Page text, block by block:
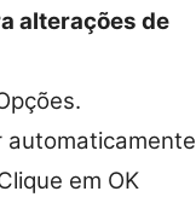
alterações de
automaticamente
em OK